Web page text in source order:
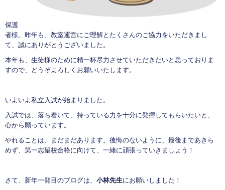
保護
者様。昨年も、教室運営にご理解とたくさんのご協力をいただきまし
て、誠にありがとうございました。
本年も、生徒様のために精一杯尽力させていただきたいと思っておりま
すので、どうぞよろしくお願いいたします。
いよいよ私立入試が始まりました。
入試では、落ち着いて、持っている力を十分に発揮してもらいたいと、
心から願っています。
やれることは、まだまだあります。後悔のないように、最後まであきら
めず、第一志望校合格に向けて、一緒に頑張っていきましょう！
さて、新年一発目のブログは、 小林先生にお願いしました！